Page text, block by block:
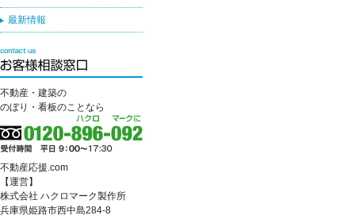
最新情報
不動産・建築の
のぼり・看板のことなら
不動産応援.com
【運営】
株式会社 ハクロマーク製作所
兵庫県姫路市西中島284-8